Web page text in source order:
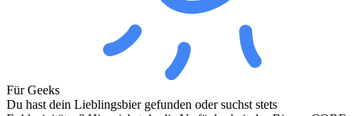
Für Geeks
Du hast dein Lieblingsbier gefunden oder suchst stets